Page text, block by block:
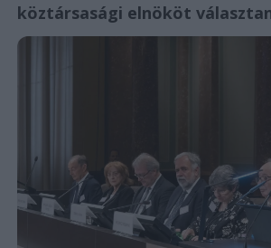
köztársasági elnököt